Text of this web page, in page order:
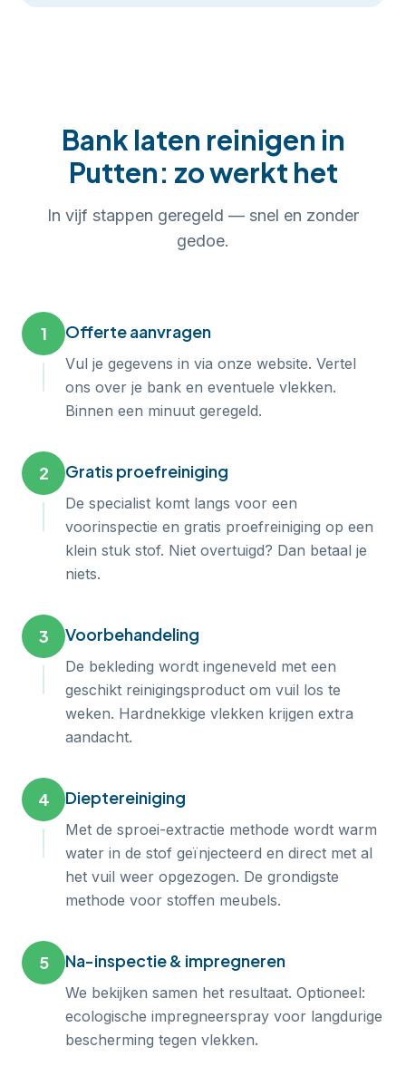
Bank laten reinigen in
Putten: zo werkt het
In vijf stappen geregeld — snel en zonder
gedoe.
1 Offerte aanvragen
Vul je gegevens in via onze website. Vertel
ons over je bank en eventuele vlekken.
Binnen een minuut geregeld.
2 Gratis proefreiniging
De specialist komt langs voor een
voorinspectie en gratis proefreiniging op een
klein stuk stof. Niet overtuigd? Dan betaal je
niets.
3 Voorbehandeling
De bekleding wordt ingeneveld met een
geschikt reinigingsproduct om vuil los te
weken. Hardnekkige vlekken krijgen extra
aandacht.
4 Dieptereiniging
Met de sproei-extractie methode wordt warm
water in de stof geïnjecteerd en direct met al
het vuil weer opgezogen. De grondigste
methode voor stoffen meubels.
5 Na-inspectie & impregneren
We bekijken samen het resultaat. Optioneel:
ecologische impregneerspray voor langdurige
bescherming tegen vlekken.